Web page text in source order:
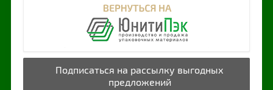
Подписаться на рассылку выгодных
предложений